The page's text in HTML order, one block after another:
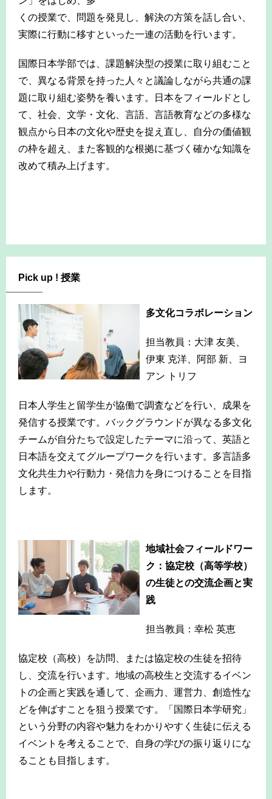
くの授業で、問題を発見し、解決の方策を話し合い、
実際に行動に移すといった一連の活動を行います。
国際日本学部では、課題解決型の授業に取り組むこと
で、異なる背景を持った人々と議論しながら共通の課
題に取り組む姿勢を養います。日本をフィールドとし
て、社会、文学・文化、言語、言語教育などの多様な
観点から日本の文化や歴史を捉え直し、自分の価値観
の枠を超え、また客観的な根拠に基づく確かな知識を
改めて積み上げます。
Pick up ! 授業
多文化コラボレーション
担当教員：大津 友美、
伊東 克洋、阿部 新、ヨ
アン トリフ
日本人学生と留学生が協働で調査などを行い、成果を
発信する授業です。バックグラウンドが異なる多文化
チームが自分たちで設定したテーマに沿って、英語と
日本語を交えてグループワークを行います。多言語多
文化共生力や行動力・発信力を身につけることを目指
します。
地域社会フィールドワー
ク：協定校（高等学校）
の生徒との交流企画と実
践
担当教員：幸松 英恵
協定校（高校）を訪問、または協定校の生徒を招待
し、交流を行います。地域の高校生と交流するイベン
トの企画と実践を通して、企画力、運営力、創造性な
どを伸ばすことを狙う授業です。「国際日本学研究」
という分野の内容や魅力をわかりやすく生徒に伝える
イベントを考えることで、自身の学びの振り返りにな
ることも目指します。